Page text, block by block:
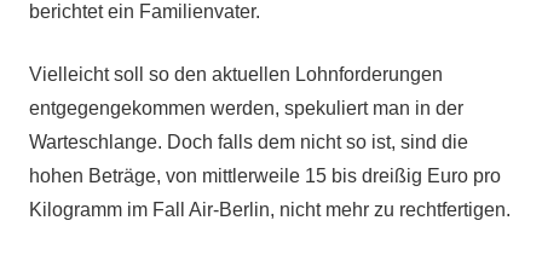
berichtet ein Familienvater.
Vielleicht soll so den aktuellen Lohnforderungen
entgegengekommen werden, spekuliert man in der
Warteschlange. Doch falls dem nicht so ist, sind die
hohen Beträge, von mittlerweile 15 bis dreißig Euro pro
Kilogramm im Fall Air-Berlin, nicht mehr zu rechtfertigen.